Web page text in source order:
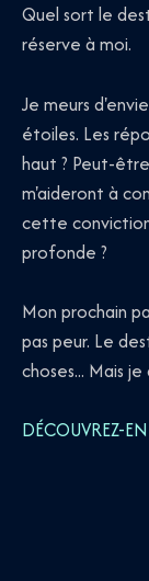
Quel sort le
réserve à moi.
Je meurs
étoiles. Les
haut ? Peut-
m'aideront à
cette
profonde ?
Mon prochain
pas peur. Le
choses... Mais
DÉCOUVREZ-